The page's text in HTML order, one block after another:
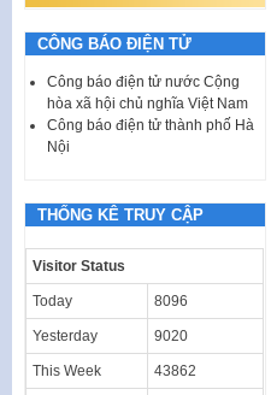
CÔNG BÁO ĐIỆN TỬ
Công báo điện tử nước Cộng
hòa xã hội chủ nghĩa Việt Nam
Công báo điện tử thành phố Hà
Nội
THỐNG KÊ TRUY CẬP
Visitor Status
Today 8096
Yesterday 9020
This Week 43862